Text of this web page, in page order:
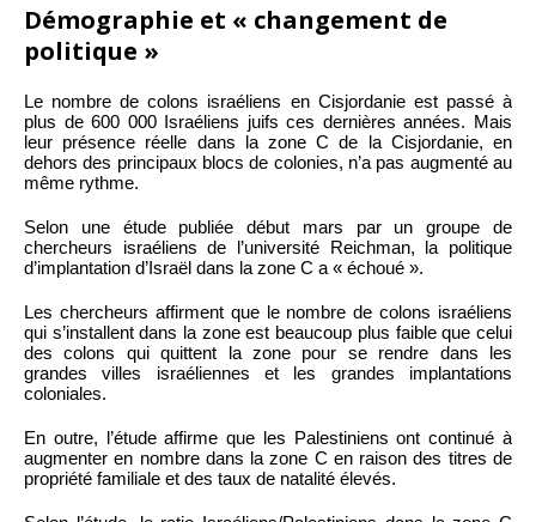
Démographie et « changement de
politique »
Le nombre de colons israéliens en Cisjordanie est passé à
plus de 600 000 Israéliens juifs ces dernières années. Mais
leur présence réelle dans la zone C de la Cisjordanie, en
dehors des principaux blocs de colonies, n’a pas augmenté au
même rythme.
Selon une étude publiée début mars par un groupe de
chercheurs israéliens de l’université Reichman, la politique
d’implantation d’Israël dans la zone C a « échoué ».
Les chercheurs affirment que le nombre de colons israéliens
qui s’installent dans la zone est beaucoup plus faible que celui
des colons qui quittent la zone pour se rendre dans les
grandes villes israéliennes et les grandes implantations
coloniales.
En outre, l’étude affirme que les Palestiniens ont continué à
augmenter en nombre dans la zone C en raison des titres de
propriété familiale et des taux de natalité élevés.